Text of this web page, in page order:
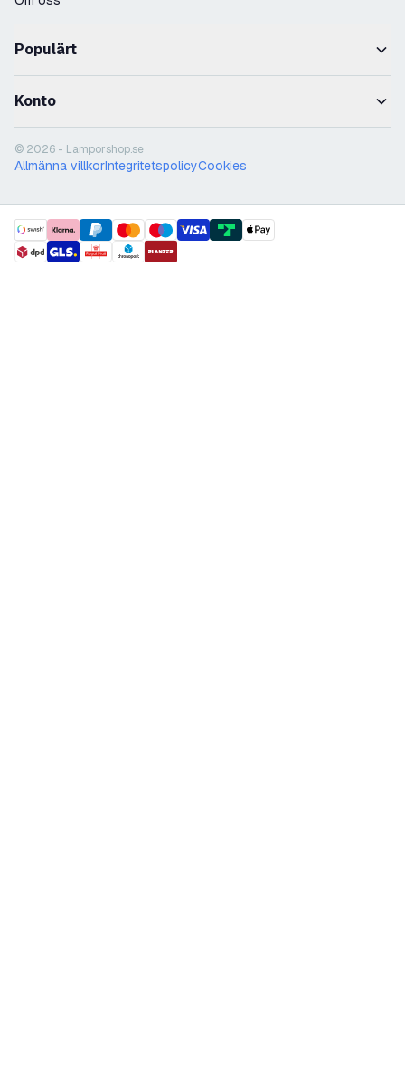
Populärt
Konto
© 2026 - Lamporshop.se
Allmänna villkorIntegritetspolicyCookies
payment methods
shipment methods